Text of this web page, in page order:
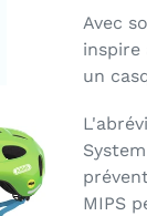
Avec
inspire
un
MIPS